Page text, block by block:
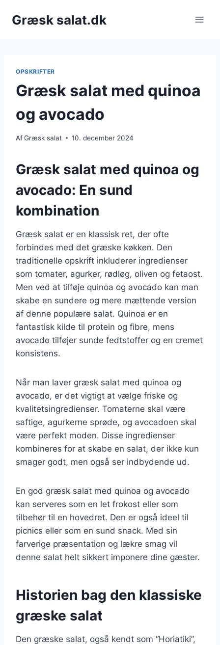
Græsk salat.dk
OPSKRIFTER
Græsk salat med quinoa
og avocado
AfGræsk salat 10. december 2024
Græsk salat med quinoa og
avocado: En sund
kombination
Græsk salat er en klassisk ret, der ofte
forbindes med det græske køkken. Den
traditionelle opskrift inkluderer ingredienser
som tomater, agurker, rødløg, oliven og fetaost.
Men ved at tilføje quinoa og avocado kan man
skabe en sundere og mere mættende version
af denne populære salat. Quinoa er en
fantastisk kilde til protein og fibre, mens
avocado tilføjer sunde fedtstoffer og en cremet
konsistens.
Når man laver græsk salat med quinoa og
avocado, er det vigtigt at vælge friske og
kvalitetsingredienser. Tomaterne skal være
saftige, agurkerne sprøde, og avocadoen skal
være perfekt moden. Disse ingredienser
kombineres for at skabe en salat, der ikke kun
smager godt, men også ser indbydende ud.
En god græsk salat med quinoa og avocado
kan serveres som en let frokost eller som
tilbehør til en hovedret. Den er også ideel til
picnics eller som en sund snack. Med sin
farverige præsentation og lækre smag vil
denne salat helt sikkert imponere dine gæster.
Historien bag den klassiske
græske salat
Den græske salat, også kendt som “Horiatiki”,